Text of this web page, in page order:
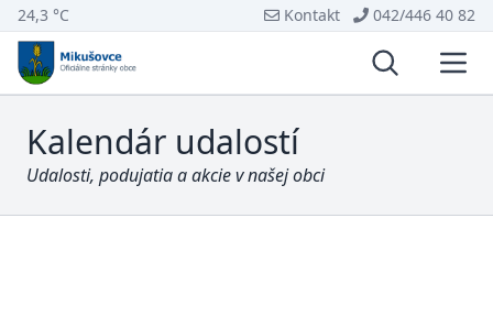
24,3 °C Kontakt 042/446 40 82
Vyhľadávanie
Kalendár udalostí
Udalosti, podujatia a akcie v našej obci